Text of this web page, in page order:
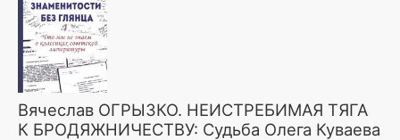
Вячеслав ОГРЫЗКО. НЕИСТРЕБИМАЯ ТЯГА
К БРОДЯЖНИЧЕСТВУ: Судьба Олега Куваева